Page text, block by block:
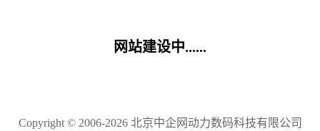
网站建设中......
Copyright © 2006-2026 北京中企网动力数码科技有限公司